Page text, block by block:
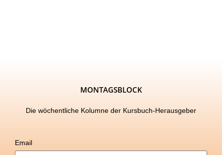
MONTAGSBLOCK
Die wöchentliche Kolumne der Kursbuch-Herausgeber
Email